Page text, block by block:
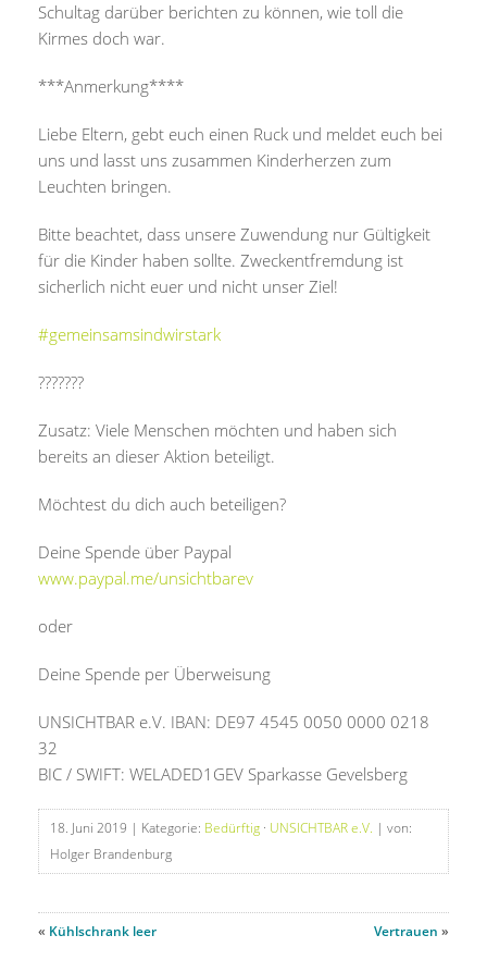
Schultag darüber berichten zu können, wie toll die
Kirmes doch war.
***Anmerkung****
Liebe Eltern, gebt euch einen Ruck und meldet euch bei
uns und lasst uns zusammen Kinderherzen zum
Leuchten bringen.
Bitte beachtet, dass unsere Zuwendung nur Gültigkeit
für die Kinder haben sollte. Zweckentfremdung ist
sicherlich nicht euer und nicht unser Ziel!
#gemeinsamsindwirstark
???????
Zusatz: Viele Menschen möchten und haben sich
bereits an dieser Aktion beteiligt.
Möchtest du dich auch beteiligen?
Deine Spende über Paypal
www.paypal.me/unsichtbarev
oder
Deine Spende per Überweisung
UNSICHTBAR e.V. IBAN: DE97 4545 0050 0000 0218
32
BIC / SWIFT: WELADED1GEV Sparkasse Gevelsberg
18. Juni 2019 | Kategorie: Bedürftig · UNSICHTBAR e.V. | von:
Holger Brandenburg
« Kühlschrank leer Vertrauen »